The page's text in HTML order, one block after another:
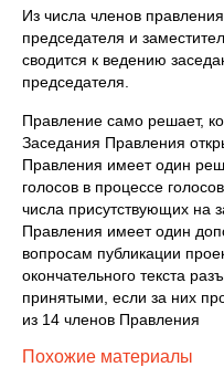
Из числа членов
председателя и
сводится к ведению
председателя.
Правление само решает,
Заседания Правления
Правления имеет один
голосов в процессе
числа присутствующих на
Правления имеет один
вопросам публикации
окончательного текста
принятыми, если за них
из 14 членов Правления
Похожие материалы